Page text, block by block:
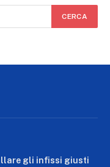
gli infissi giusti